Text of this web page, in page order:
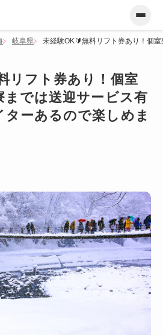
岐阜県 未経験OK🔰無料リフト券あり！個
リフト券あり！個室
までは送迎サービス有
ターあるので楽しめま